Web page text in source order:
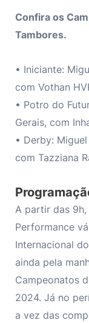
Confira os
Tambores.
• Iniciante:
com Vothan
• Potro do
Gerais, com
• Derby:
com Tazziana
A partir das
Performance
Internacional
ainda pela
Campeonatos
2024. Já no
a vez das